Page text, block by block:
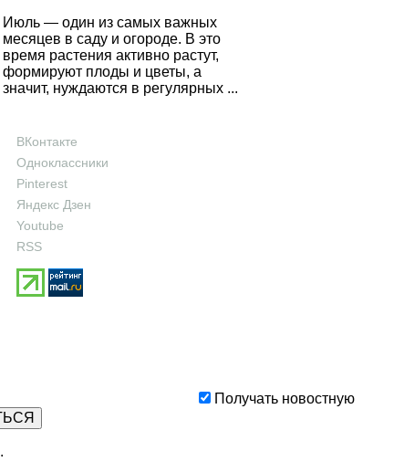
Июль — один из самых важных
месяцев в саду и огороде. В это
время растения активно растут,
формируют плоды и цветы, а
значит, нуждаются в регулярных ...
ВКонтакте
Одноклассники
Pinterest
Яндекс Дзен
Youtube
RSS
Получать новостную
.